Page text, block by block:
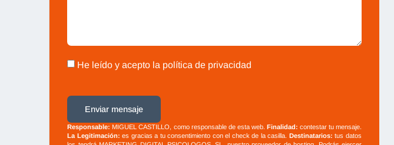
He leído y acepto la política de privacidad
Enviar mensaje
Responsable: MIGUEL CASTILLO, como responsable de esta web. Finalidad: contestar tu mensaje.
La Legitimación: es gracias a tu consentimiento con el check de la casilla. Destinatarios: tus datos